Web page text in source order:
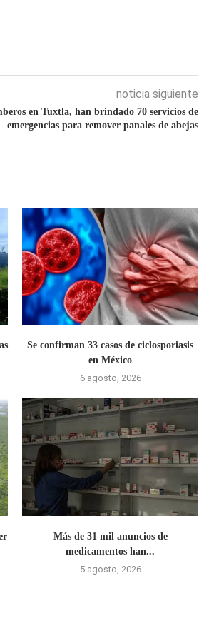
noticia siguiente
en Tuxtla, han brindado 70 servicios de
emergencias para remover panales de abejas
Se confirman 33 casos de ciclosporiasis
en México
6 agosto, 2026
Más de 31 mil anuncios de
medicamentos han...
5 agosto, 2026